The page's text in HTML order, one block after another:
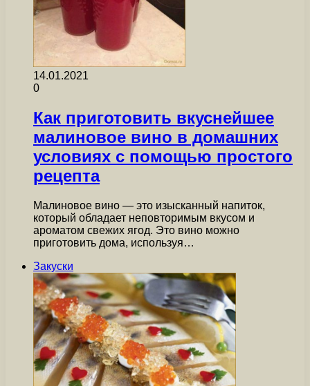
14.01.2021
0
Как приготовить вкуснейшее
малиновое вино в домашних
условиях с помощью простого
рецепта
Малиновое вино — это изысканный напиток,
который обладает неповторимым вкусом и
ароматом свежих ягод. Это вино можно
приготовить дома, используя…
Закуски